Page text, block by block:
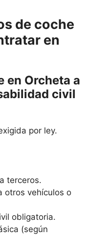
de coche
en
en Orcheta a
civil
por ley.
terceros.
otros vehículos o
obligatoria.
(según